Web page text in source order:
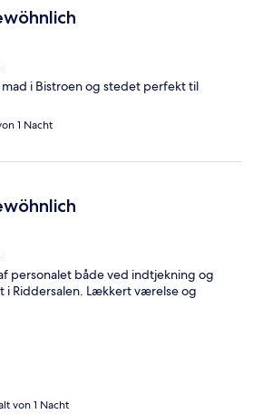
i Bistroen og stedet perfekt til
1 Nacht
personalet både ved indtjekning og
i Riddersalen. Lækkert værelse og
von 1 Nacht